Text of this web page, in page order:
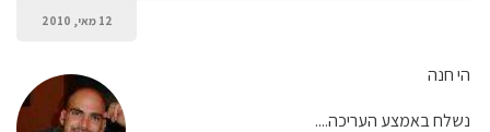
12 מאי, 2010
הי חנה
נשלח באמצע העריכה....